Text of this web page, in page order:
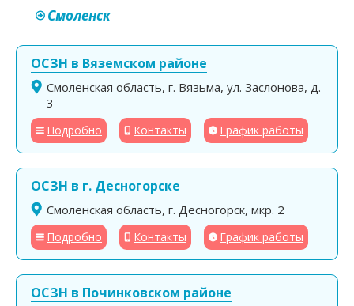
Смоленск
ОСЗН в Вяземском районе
Смоленская область, г. Вязьма, ул. Заслонова, д.
3
Подробно Контакты График работы
ОСЗН в г. Десногорске
Смоленская область, г. Десногорск, мкр. 2
Подробно Контакты График работы
ОСЗН в Починковском районе